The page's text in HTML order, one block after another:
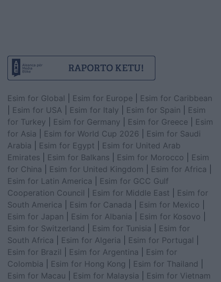
Esim for Global Esim for Europe
Esim for Caribbean
Esim for USA Esim for Italy Esim for Spain
Esim
for Turkey
Esim for Germany Esim for Greece
Esim
for Asia
Esim for World Cup 2026
Esim for Saudi
Arabia
Esim for Egypt
Esim for United Arab
Emirates
Esim for Balkans Esim for Morocco
Esim
for China
Esim for United Kingdom Esim for Africa
Esim for Latin America
Esim for GCC Gulf
Cooperation Council
Esim for Middle East
Esim for
South America
Esim for Canada Esim for Mexico
Esim for Japan
Esim for Albania Esim for Kosovo
Esim for Switzerland
Esim for Tunisia
Esim for
South Africa
Esim for Algeria Esim for Portugal
Esim for Brazil
Esim for Argentina
Esim for
Colombia
Esim for Hong Kong Esim for Thailand
Esim for Macau
Esim for Malaysia
Esim for Vietnam